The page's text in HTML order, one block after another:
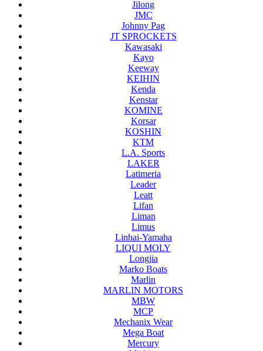
Jilong
JMC
Johnny Pag
JT SPROCKETS
Kawasaki
Kayo
Keeway
KEIHIN
Kenda
Kenstar
KOMINE
Korsar
KOSHIN
KTM
L.A. Sports
LAKER
Latimeria
Leader
Leatt
Lifan
Liman
Limus
Linhai-Yamaha
LIQUI MOLY
Longjia
Marko Boats
Marlin
MARLIN MOTORS
MBW
MCP
Mechanix Wear
Mega Boat
Mercury